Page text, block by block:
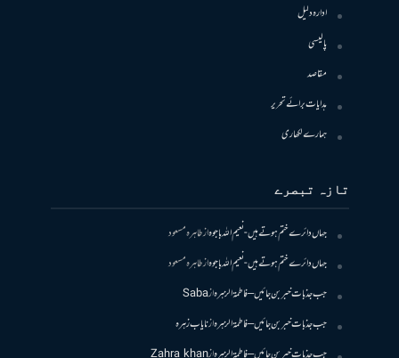
ادارہ دلیل
پالیسی
مقاصد
ہدایات برائے تحریر
ہمارے لکھاری
تازہ تبصرے
جہاں دائرے ختم ہوتے ہیں- نعیم اللہ باجوہازطاہرہ مسعود
جہاں دائرے ختم ہوتے ہیں- نعیم اللہ باجوہازطاہرہ مسعود
جب جذبات خبر بن جائیں – فاطمۃالزہرہازSaba
جب جذبات خبر بن جائیں – فاطمۃالزہرہازنایاب زہرہ